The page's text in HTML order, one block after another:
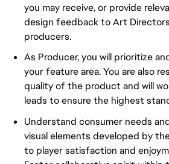
you may receive, or provide
design feedback to Art
producers.
As Producer, you will prioritize
your feature area. You are also
quality of the product and will
leads to ensure the highest
Understand consumer needs
visual elements developed by
to player satisfaction and